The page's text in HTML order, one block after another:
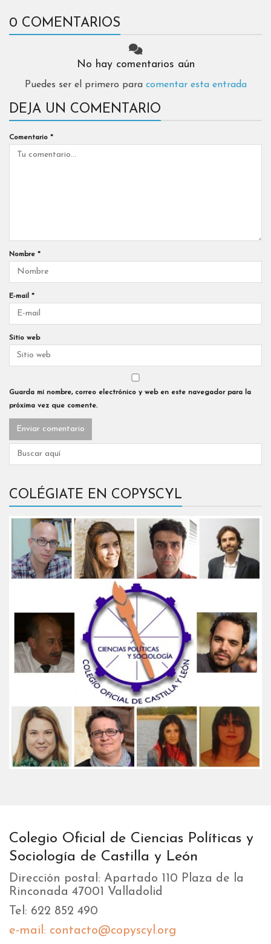
0 COMENTARIOS
No hay comentarios aún
Puedes ser el primero para comentar esta entrada
DEJA UN COMENTARIO
Comentario *
Nombre *
E-mail *
Sitio web
Guarda mi nombre, correo electrónico y web en este navegador para la
próxima vez que comente.
COLÉGIATE EN COPYSCYL
Colegio Oficial de Ciencias Políticas y
Sociología de Castilla y León
Dirección postal: Apartado 110 Plaza de la
Rinconada 47001 Valladolid
Tel: 622 852 490
e-mail: contacto@copyscyl.org